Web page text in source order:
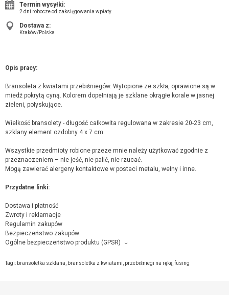
Termin wysyłki:
2 dni robocze od zaksięgowania wpłaty
Dostawa z:
Kraków/Polska
Opis pracy:
Bransoleta z kwiatami przebiśniegów. Wytopione ze szkła, oprawione są w
miedź pokrytą cyną. Kolorem dopełniają je szklane okrągłe korale w jasnej
zieleni, połyskujące.
Wielkość bransolety - długość całkowita regulowana w zakresie 20-23 cm,
szklany element ozdobny 4 x 7 cm
Wszystkie przedmioty robione przeze mnie należy użytkować zgodnie z
przeznaczeniem – nie jeść, nie palić, nie rzucać.
Mogą zawierać alergeny kontaktowe w postaci metalu, wełny i inne.
Przydatne linki:
Dostawa i płatność
Zwroty i reklamacje
Regulamin zakupów
Bezpieczeństwo zakupów
Ogólne bezpieczeństwo produktu (GPSR)
Moje MW Malwina Wetula, os. Dywizjonu 303 5/7, 31-871 Kraków,
sprzedającym
Tagi: bransoletka szklana bransoletka z kwiatami przebiśniegi na rękę fusing